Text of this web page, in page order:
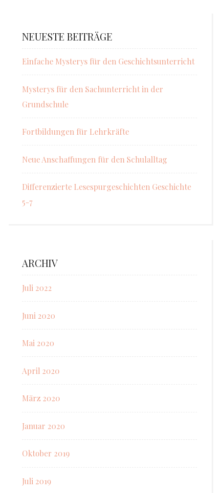
NEUESTE BEITRÄGE
Einfache Mysterys für den Geschichtsunterricht
Mysterys für den Sachunterricht in der
Grundschule
Fortbildungen für Lehrkräfte
Neue Anschaffungen für den Schulalltag
Differenzierte Lesespurgeschichten Geschichte
5-7
ARCHIV
Juli 2022
Juni 2020
Mai 2020
April 2020
März 2020
Januar 2020
Oktober 2019
Juli 2019